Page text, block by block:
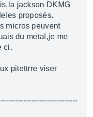
jackson DKMG
proposés.
micros peuvent
du metal,je me
ci.
pitettrre viser